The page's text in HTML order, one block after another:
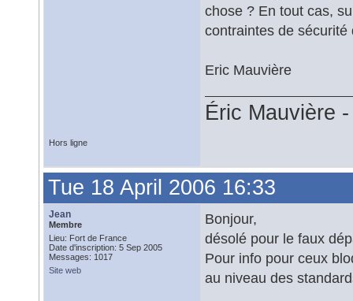
chose ? En tout cas,
contraintes de
Eric Mauvière
Éric Mauvière
Hors ligne
Tue 18 April 2006 16:33
Jean
Membre
Lieu: Fort de France
Date d'inscription: 5 Sep 2005
Messages: 1017
Site web
Bonjour,
désolé pour le faux
Pour info pour ceux
au niveau des